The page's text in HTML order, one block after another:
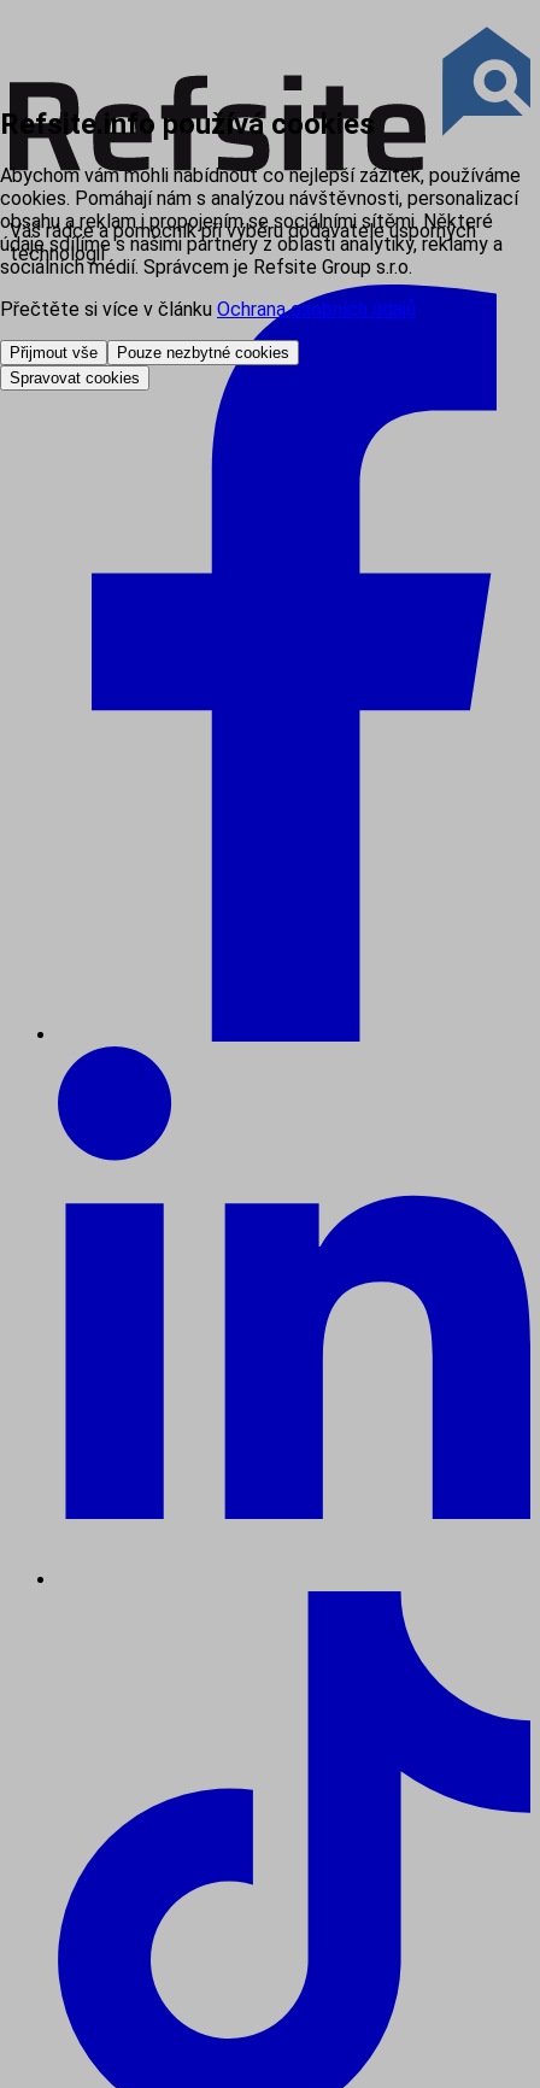
Váš rádce a pomocník při výběru dodavatele úsporných
technologií
Refsite.info používá cookies
Abychom vám mohli nabídnout co nejlepší zážitek, používáme
cookies. Pomáhají nám s analýzou návštěvnosti, personalizací
obsahu a reklam i propojením se sociálními sítěmi. Některé
údaje sdílíme s našimi partnery z oblasti analytiky, reklamy a
sociálních médií. Správcem je Refsite Group s.r.o.
Přečtěte si více v článku Ochrana osobních údajů.
Přijmout vše
Pouze nezbytné cookies
Spravovat cookies